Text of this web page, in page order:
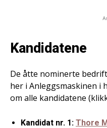
Kandidatene
De åtte nominerte
her i Anleggsmaskinen i
om alle kandidatene
Kandidat nr. 1: Thore